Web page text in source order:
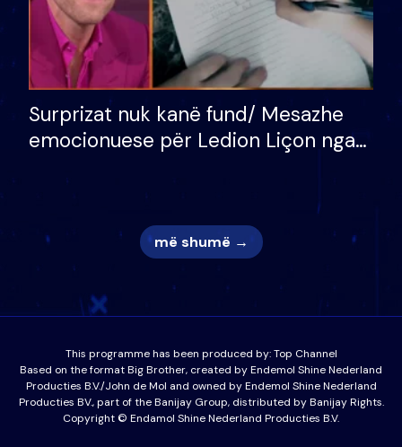
Surprizat nuk kanë fund/ Mesazhe
emocionuese për Ledion Liçon nga
më shumë →
This programme has been produced by:Top Channel
Based on the format Big Brother, created by Endemol Shine Nederland
Producties B.V./John de Mol and owned by Endemol Shine Nederland
Producties BV., part of the Banijay Group, distributed by Banijay Rights.
Copyright © Endamol Shine Nederland Producties B.V.